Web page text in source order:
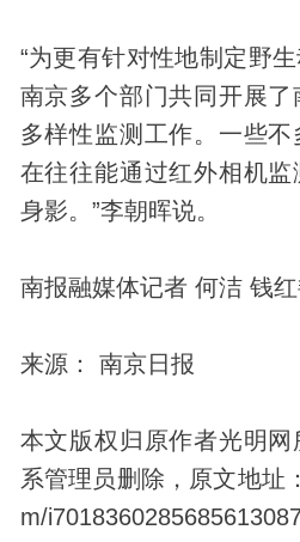
“为更有针对性地制定野
南京多个部门共同开展
多样性监测工作。一些
在往往能通过红外相机
身影。”李朝晖说。
南报融媒体记者 何洁 钱
来源： 南京日报
本文版权归原作者光明
系管理员删除，原文地址
m/